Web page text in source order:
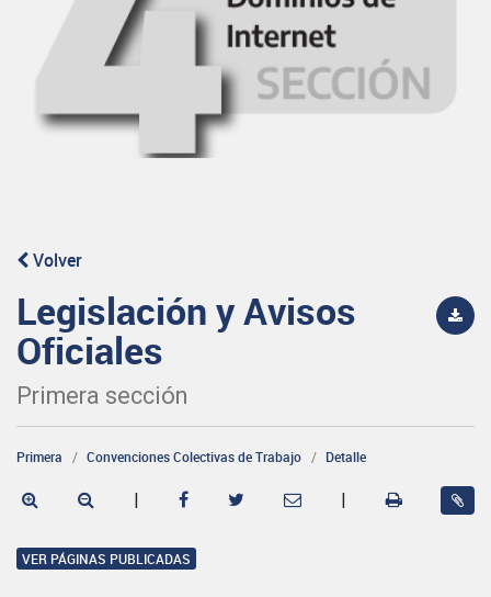
Volver
Legislación y Avisos
Oficiales
Primera sección
Primera Convenciones Colectivas de Trabajo Detalle
| |
VER PÁGINAS PUBLICADAS